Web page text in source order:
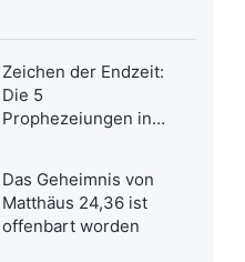
Zeichen der Endzeit:
Die 5
Prophezeiungen in
Herrn Jesus wurden
erfüllt
Das Geheimnis von
Matthäus 24,36 ist
offenbart worden